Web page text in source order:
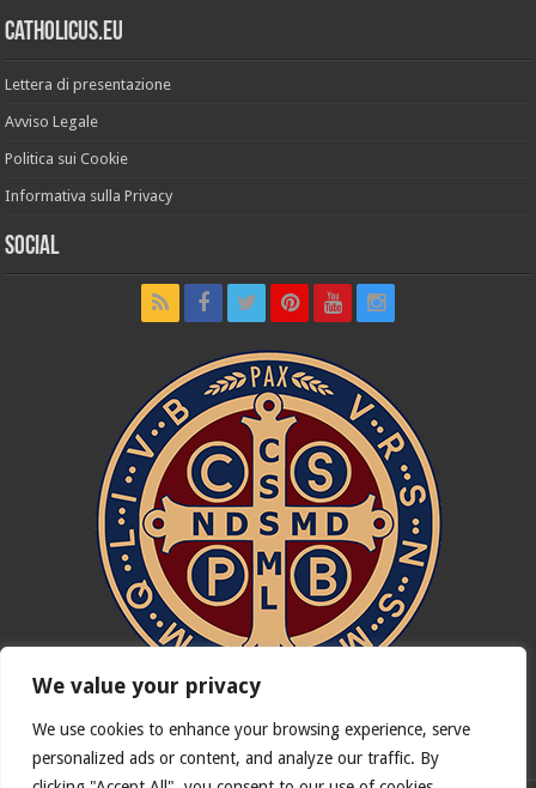
We value your privacy
We use cookies to enhance your browsing experience, serve
personalized ads or content, and analyze our traffic. By
Catholicus.eu
Lettera di presentazione
Avviso Legale
Politica sui Cookie
Informativa sulla Privacy
Social
In nómine Patris, et Fílii, et Spíritus Sancti. Amen.